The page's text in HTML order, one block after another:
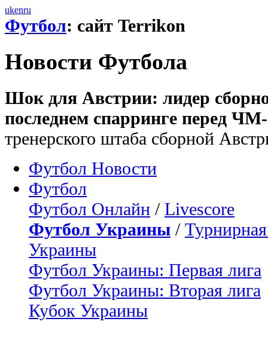
ukenru
Футбол: сайт Terrikon
Новости Футбола
Шок для Австрии: лидер
последнем спарринге перед
тренерского штаба сборной
Футбол Новости
Футбол
Футбол Онлайн / Livescore
Футбол Украины /
Украины
Футбол Украины: Первая лига
Футбол Украины: Вторая лига
Кубок Украины